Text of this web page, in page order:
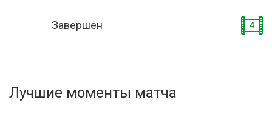
Активировать промокод
Завершен 4
Лучшие моменты матча